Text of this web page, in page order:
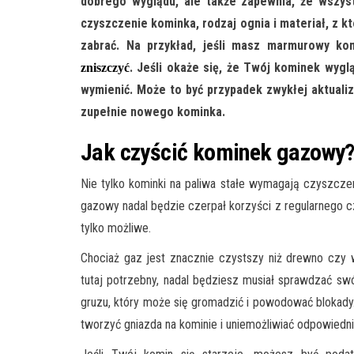
czyszczenie kominka, rodzaj ognia i materiał, z
zabrać. Na przykład, jeśli masz marmurowy
zniszczyć. Jeśli okaże się, że Twój kominek
wymienić. Może to być przypadek zwykłej
zupełnie nowego kominka.
Jak czyścić kominek gazowy?
Nie tylko kominki na paliwa stałe wymagają
gazowy nadal będzie czerpał korzyści z regularnego
tylko możliwe.
Chociaż gaz jest znacznie czystszy niż drewno
tutaj potrzebny, nadal będziesz musiał sprawdzać
gruzu, który może się gromadzić i powodować
tworzyć gniazda na kominie i uniemożliwiać